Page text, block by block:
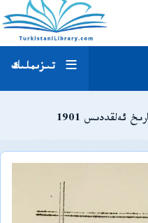
تىزىملىك
ئەلقددىس 1901